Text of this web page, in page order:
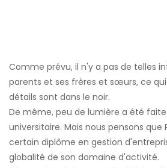
Comme prévu, il n'y a pas de telles
parents et ses frères et sœurs, ce
détails sont dans le noir.
De même, peu de lumière a été
universitaire. Mais nous pensons
certain diplôme en gestion
globalité de son domaine d'activité.